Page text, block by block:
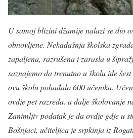
U samoj blizini džamije nalazi se dio
obnovljene. Nekadašnja školska
zapaljena, razrušena i zarasla u
saznajemo da trenutno u školu ide
ovu školu pohađalo 600 učenika.
ovdje pet razreda. a dalje školovanje
Zanimljiv podatak je da ovdje gdje u
Bošnjaci, učiteljica je srpkinja iz